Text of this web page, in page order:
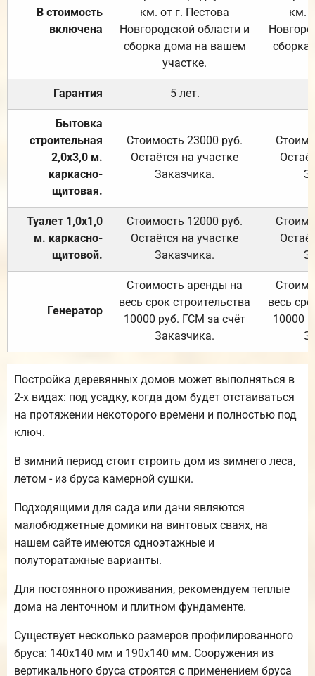
В стоимость
включена
км. от г. Пестова
Новгородской области и
сборка дома на вашем
участке.
км.
Гарантия 5 лет.
Бытовка
строительная
2,0х3,0 м.
каркасно-
щитовая.
Стоимость 23000 руб.
Остаётся на участке
Заказчика.
Туалет 1,0х1,0
м. каркасно-
щитовой.
Стоимость 12000 руб.
Остаётся на участке
Заказчика.
Генератор
Стоимость аренды на
весь срок строительства
10000 руб. ГСМ за счёт
Заказчика.
весь
10000
Постройка деревянных домов может выполняться в
2-х видах: под усадку, когда дом будет отстаиваться
на протяжении некоторого времени и полностью под
ключ.
В зимний период стоит строить дом из зимнего леса,
летом - из бруса камерной сушки.
Подходящими для сада или дачи являются
малобюджетные домики на винтовых сваях, на
нашем сайте имеются одноэтажные и
полуторатажные варианты.
Для постоянного проживания, рекомендуем теплые
дома на ленточном и плитном фундаменте.
Существует несколько размеров профилированного
бруса: 140х140 мм и 190х140 мм. Сооружения из
вертикального бруса строятся с применением бруса